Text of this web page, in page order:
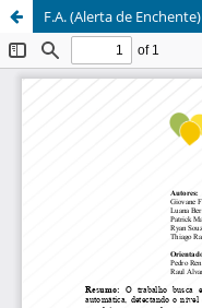
F.A. (Alerta de Enchente)